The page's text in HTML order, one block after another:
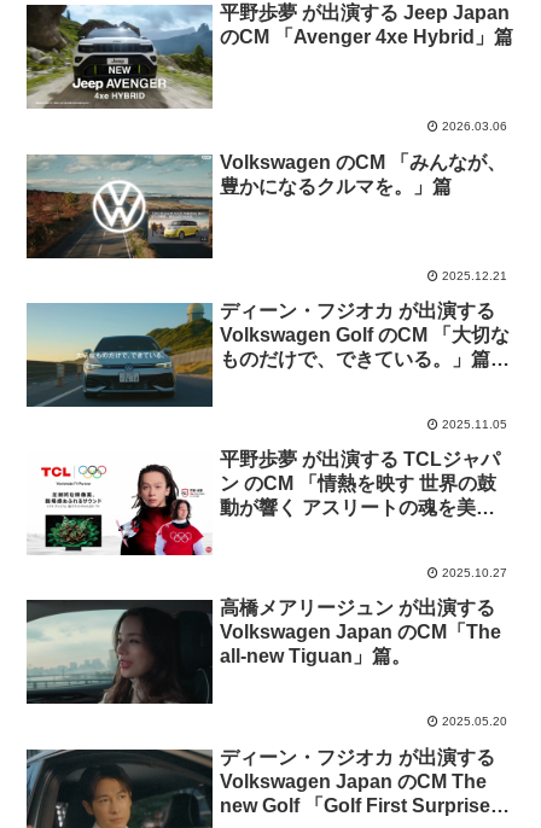
平野歩夢 が出演する Jeep Japan
のCM 「Avenger 4xe Hybrid」篇
2026.03.06
Volkswagen​​​ のCM 「みんなが、
豊かになるクルマを。」篇
2025.12.21
ディーン・フジオカ が出演する
Volkswagen Golf のCM 「大切な
ものだけで、できている。」篇。
2025.11.05
平野歩夢 が出演する TCLジャパ
ン のCM 「情熱を映す 世界の鼓
動が響く アスリートの魂を美し
2025.10.27
高橋メアリージュン が出演する
Volkswagen Japan のCM「The
all-new Tiguan」篇。
2025.05.20
ディーン・フジオカ が出演する
Volkswagen Japan のCM The
new Golf 「Golf First Surprise」